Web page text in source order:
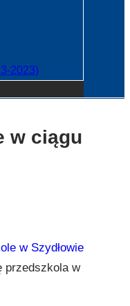
2023)
w ciągu
w Szydłowie